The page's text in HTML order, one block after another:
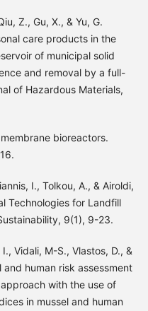
Z., Gu, X., & Yu, G.
care products in the
of municipal solid
and removal by a full-
of Hazardous Materials,
bioreactors.
I., Tolkou, A., & Airoldi,
Technologies for Landfill
9(1), 9-23.
Vidali, M-S., Vlastos, D., &
and human risk assessment
with the use of
in mussel and human